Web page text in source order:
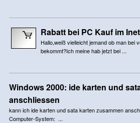
Rabatt bei PC Kauf im
Hallo,weiß vielleicht jemand ob man bei
bekommt?Ich meine hab jetzt bei ...
Windows 2000: ide karten und
anschliessen
kann ich ide karten und sata karten zusammen
Computer-System: ...